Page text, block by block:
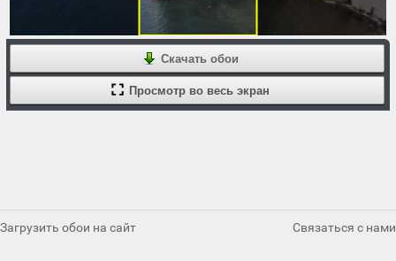
Скачать обои
Просмотр во весь экран
Загрузить обои на сайт Связаться с нами